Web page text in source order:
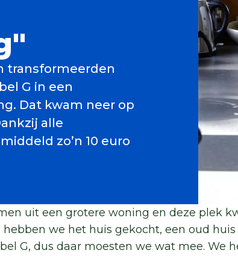
transformeerden
G in een
Dat kwam neer op
alle
zo’n 10 euro
uit een grotere woning en deze plek
hebben we het huis gekocht, een oud
G, dus daar moesten we wat mee. We